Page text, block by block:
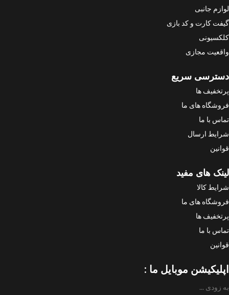
لوازم جانبی
گیفت کارت و کد بازی
کلکسیونی
واقعیت مجازی
دسترسی سریع
پرتخفیف ها
فروشگاه های ما
تماس با ما
شرایط ارسال
قوانین
لینک های مفید
شرایط کالا
فروشگاه های ما
پرتخفیف ها
تماس با ما
قوانین
اپلیکیشن موبایل ما :
به زودی ...